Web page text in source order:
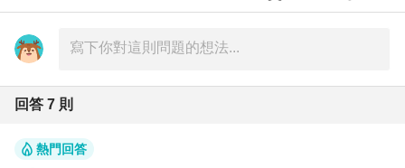
回答 7 則
熱門回答